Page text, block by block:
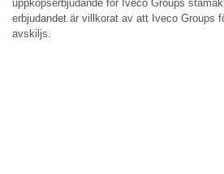
uppköpserbjudande för Iveco Groups
erbjudandet är villkorat av att Iveco Groups
avskiljs.